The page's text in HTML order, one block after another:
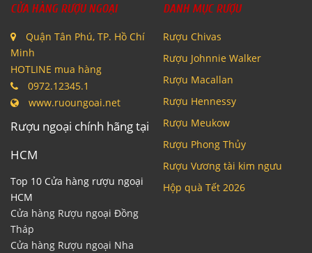
CỬA HÀNG RƯỢU NGOẠI
Quận Tân Phú, TP. Hồ Chí
Minh
HOTLINE mua hàng
0972.12345.1
www.ruoungoai.net
Rượu ngoại chính hãng tại
HCM
Top 10 Cửa hàng rượu ngoại
HCM
Cửa hàng Rượu ngoại Đồng
Tháp
Cửa hàng Rượu ngoại Nha
DANH MỤC RƯỢU
Rượu Chivas
Rượu Johnnie Walker
Rượu Macallan
Rượu Hennessy
Rượu Meukow
Rượu Phong Thủy
Rượu Vương tài kim ngưu
Hộp quà Tết 2026